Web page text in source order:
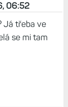
06:52
Já třeba ve
se mi tam